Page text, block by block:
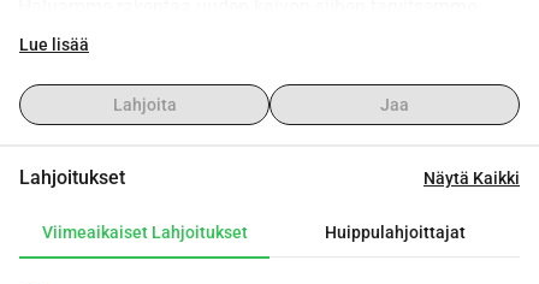
apuanne!
Jokainen lahjoitus on tärkeä, ei ole väliä kuinka pieni
Ei tarvita tiliä lahjoittaminen on nopeaa ja helppoa
Yhdessä voimme antaa oliivipuullemme tulevaisuuden!
Lue lisää
Lahjoita Jaa
Lahjoitukset Näytä Kaikki
Viimeaikaiset Lahjoitukset Huippulahjoittajat